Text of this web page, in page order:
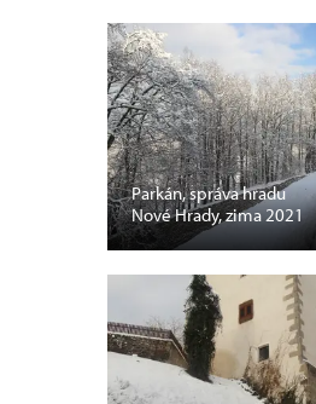
Parkán, správa hradu
Nové Hrady, zima 2021